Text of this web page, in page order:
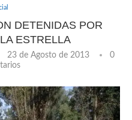
DETENIDAS POR
ESTRELLA
23 de Agosto de 2013
0